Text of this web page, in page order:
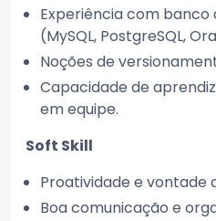
Experiência com banco
(MySQL, PostgreSQL,
Noções de
Capacidade de
em equipe.
Soft Skill
Proatividade e vontade
Boa comunicação e